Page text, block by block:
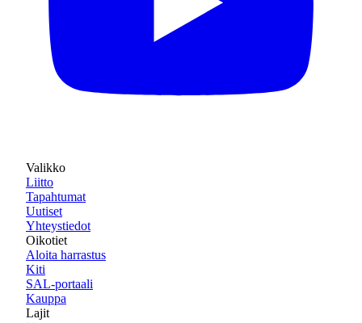
Valikko
Liitto
Tapahtumat
Uutiset
Yhteystiedot
Oikotiet
Aloita harrastus
Kiti
SAL-portaali
Kauppa
Lajit